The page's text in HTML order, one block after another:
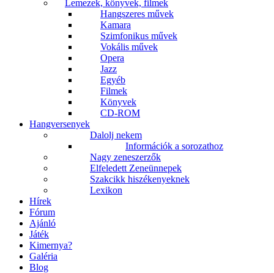
Lemezek, könyvek, filmek
Hangszeres művek
Kamara
Szimfonikus művek
Vokális művek
Opera
Jazz
Egyéb
Filmek
Könyvek
CD-ROM
Hangversenyek
Dalolj nekem
Információk a sorozathoz
Nagy zeneszerzők
Elfeledett Zeneünnepek
Szakcikk hiszékenyeknek
Lexikon
Hírek
Fórum
Ajánló
Játék
Kimernya?
Galéria
Blog